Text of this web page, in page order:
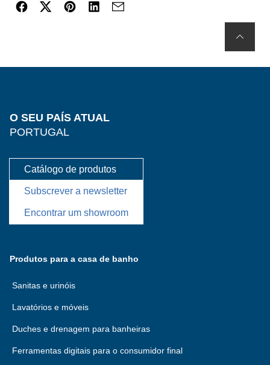
O SEU PAÍS ATUAL
PORTUGAL
Catálogo de produtos
Subscrever a newsletter
Encontrar um showroom
Produtos para a casa de banho
Sanitas e urinóis
Lavatórios e móveis
Duches e drenagem para banheiras
Ferramentas digitais para o consumidor final